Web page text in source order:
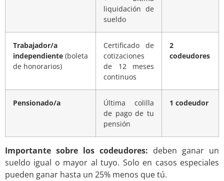
liquidación de
sueldo
Trabajador/a
independiente (boleta
de honorarios)
Certificado de
cotizaciones
de 12 meses
continuos
2
codeudores
Pensionado/a
Última colilla
de pago de tu
pensión
1 codeudor
Importante sobre los codeudores: deben ganar un
sueldo igual o mayor al tuyo. Solo en casos especiales
pueden ganar hasta un 25% menos que tú.